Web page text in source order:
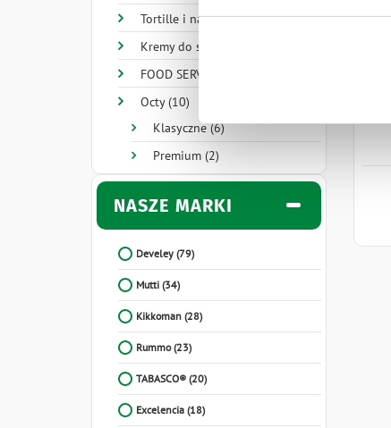
Tortille i nachosy (6)
Kremy do smarowania (1)
FOOD SERVICE (21)
Octy (10)
Klasyczne (6)
Premium (2)
NASZE MARKI
Develey (79)
Mutti (34)
Kikkoman (28)
Rummo (23)
TABASCO® (20)
Excelencia (18)